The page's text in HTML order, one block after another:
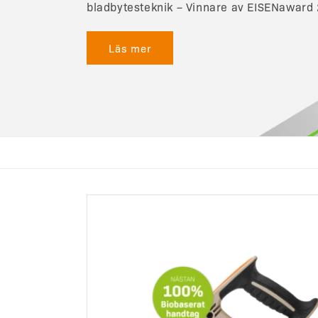
bladbytesteknik – Vinnare av
Läs mer